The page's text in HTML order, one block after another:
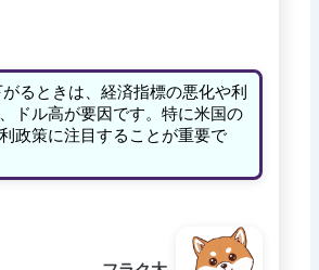
るときは、経済指標の悪化や利
ドル高が要因です。特に米国の
政策に注目することが重要で